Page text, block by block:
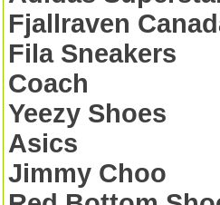
Fjallraven
Fila Sneakers
Coach
Yeezy Shoes
Asics
Jimmy Choo